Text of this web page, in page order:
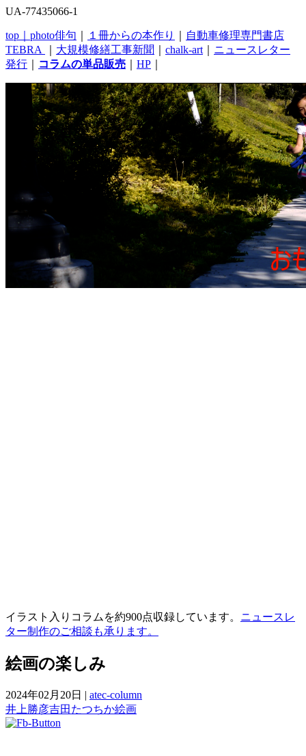
UA-77435066-1
top｜ photo俳句 １冊からの本作り
自動車修理専門書店
TEBRA
大規模修繕工事新聞 chalk-art
ニュースレター
発行
コラムの単品販売 HP
イラスト入りコラムを約900点収録しています。 ニュースレ
ター制作のご相談も承ります。
絵画の楽しみ
2024年02月20日 | atec-column
井上勝彦吉田たつちか絵画